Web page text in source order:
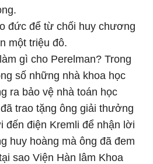
đức để từ chối huy chương
một triệu đô.
gì cho Perelman? Trong
số những nhà khoa học
ra bảo vệ nhà toán học
trao tặng ông giải thưởng
đến điện Kremli để nhận lời
huy hoàng mà ông đã đem
sao Viện Hàn lâm Khoa